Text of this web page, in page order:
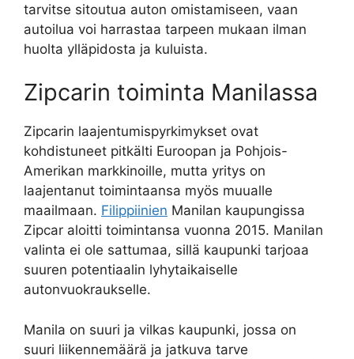
tarvitse sitoutua auton omistamiseen, vaan
autoilua voi harrastaa tarpeen mukaan ilman
huolta ylläpidosta ja kuluista.
Zipcarin toiminta Manilassa
Zipcarin laajentumispyrkimykset ovat
kohdistuneet pitkälti Euroopan ja Pohjois-
Amerikan markkinoille, mutta yritys on
laajentanut toimintaansa myös muualle
maailmaan. Filippiinien Manilan kaupungissa
Zipcar aloitti toimintansa vuonna 2015. Manilan
valinta ei ole sattumaa, sillä kaupunki tarjoaa
suuren potentiaalin lyhytaikaiselle
autonvuokraukselle.
Manila on suuri ja vilkas kaupunki, jossa on
suuri liikennemäärä ja jatkuva tarve